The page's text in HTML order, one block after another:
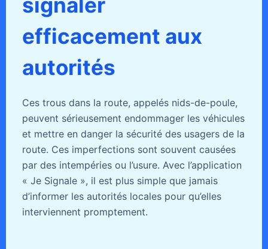
efficacement aux
autorités
Ces trous dans la route, appelés nids-de-poule,
peuvent sérieusement endommager les véhicules
et mettre en danger la sécurité des usagers de la
route. Ces imperfections sont souvent causées
par des intempéries ou l’usure. Avec l’application
« Je Signale », il est plus simple que jamais
d’informer les autorités locales pour qu’elles
interviennent promptement.